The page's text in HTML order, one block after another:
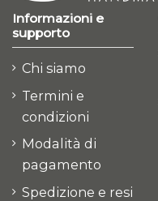
Informazioni e
supporto
Chi siamo
Termini e
condizioni
Modalità di
pagamento
Spedizione e resi